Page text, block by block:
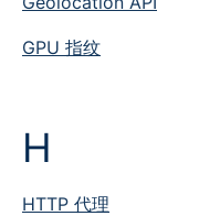
GPU 指纹
H
HTTP 代理